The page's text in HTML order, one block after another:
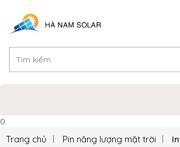
0
Trang chủ Pin năng lượng mặt trời